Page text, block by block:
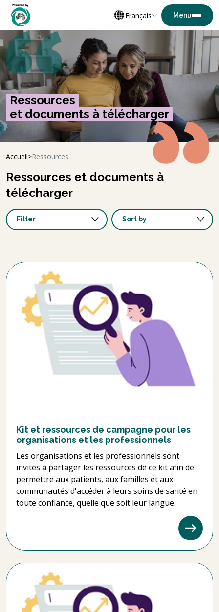
Français
Ressources
et documents à télécharger
Accueil Ressources
Ressources et documents à
télécharger
Filter Sort by
Kit et ressources de campagne pour les
organisations et les professionnels
Les organisations et les professionnels sont
invités à partager les ressources de ce kit afin de
permettre aux patients, aux familles et aux
communautés d'accéder à leurs soins de santé en
toute confiance, quelle que soit leur langue.